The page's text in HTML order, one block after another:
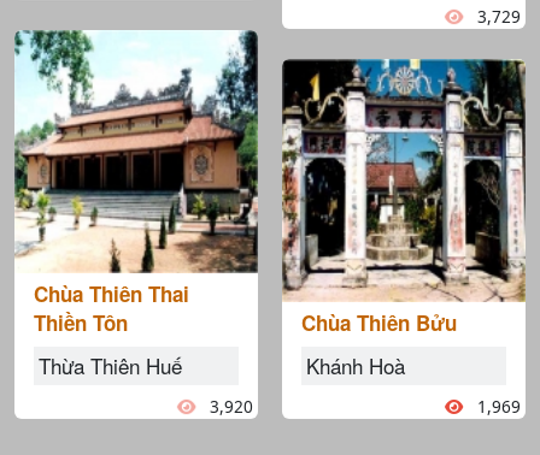
Chùa Thiên Thai
Thiền Tôn
Thừa Thiên Huế
3,920
3,729
Chùa Thiên Bửu
Khánh Hoà
1,969